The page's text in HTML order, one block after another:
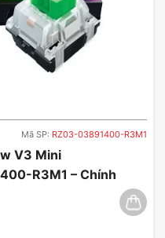
thoải mái, giảm thiểu
trong thời gian dài.
liệu nhựa cao cấp,
linh hoạt mà không
Mã SP: RZ03-03891400-R3M1
V3 Mini
R3M1 – Chính
03/2025